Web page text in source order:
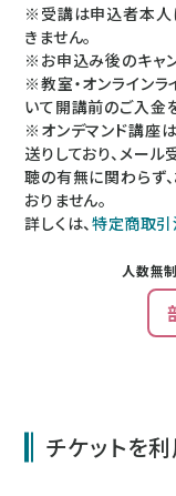
※受講は申込者本人
きません。
※お申込み後のキャ
※教室・オンライン
いて開講前のご入金
※オンデマンド講座
送りしており、メー
聴の有無に関わらず
おりません。
詳しくは、特定商取引
人数無
チケットを